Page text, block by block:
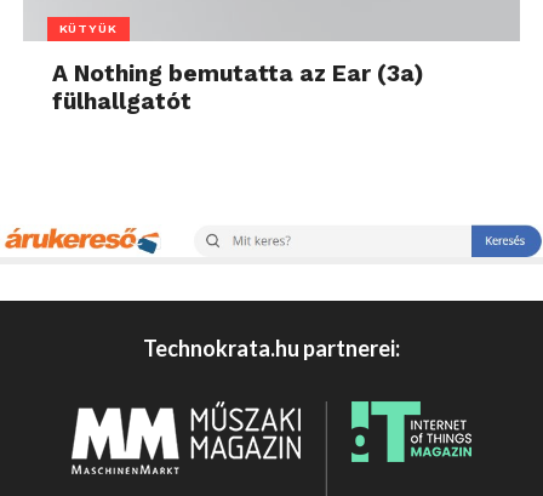
KÜTYÜK
A Nothing bemutatta az Ear (3a)
fülhallgatót
Technokrata.hu partnerei: